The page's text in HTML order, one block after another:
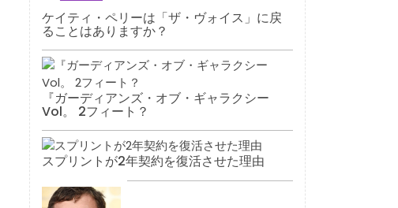
ケイティ・ペリーは「ザ・ヴォイス」に戻
ることはありますか？
『ガーディアンズ・オブ・ギャラクシー
Vol。 2フィート？
スプリントが2年契約を復活させた理由